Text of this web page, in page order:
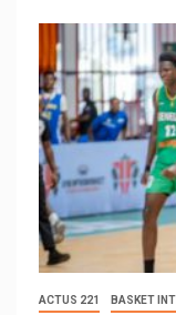
ACTUS 221 BASKET